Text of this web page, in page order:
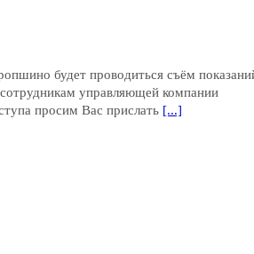
будет проводиться съём
управляющей компании
просим Вас прислать [...]